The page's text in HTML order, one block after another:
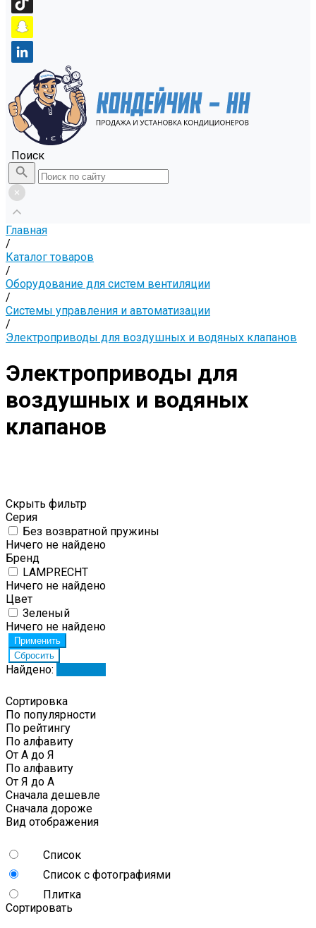
Поиск
Главная
/
Каталог товаров
/
Оборудование для систем вентиляции
/
Системы управления и автоматизации
/
Электроприводы для воздушных и водяных клапанов
Электроприводы для
воздушных и водяных
клапанов
Скрыть фильтр
Серия
Без возвратной пружины
Ничего не найдено
Бренд
LAMPRECHT
Ничего не найдено
Цвет
Зеленый
Ничего не найдено
Найдено:
Сортировка
По популярности
По рейтингу
По алфавиту
От А до Я
По алфавиту
От Я до А
Сначала дешевле
Сначала дороже
Вид отображения
Список
Список с фотографиями
Плитка
Сортировать